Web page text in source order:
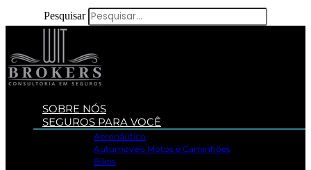
Pesquisar
SOBRE NÓS
SEGUROS PARA VOCÊ
Aeronáutico
Automóveis Motos e Caminhões
Bikes